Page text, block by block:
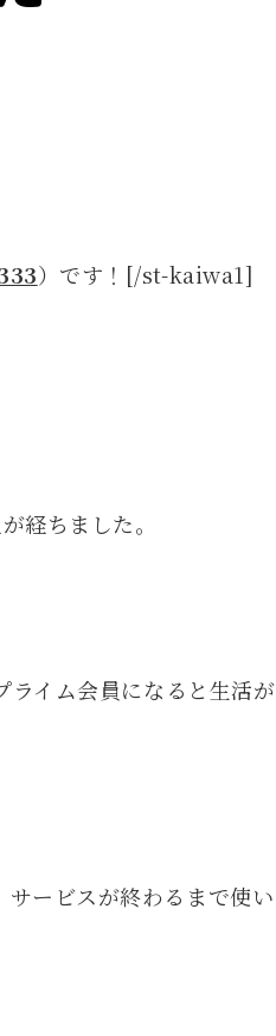
）です！[/st-kaiwa1]
経ちました。
イム会員になると生活が
ービスが終わるまで使い